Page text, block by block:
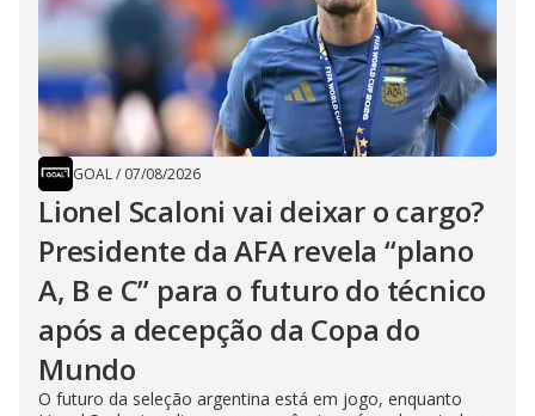
GOAL/ 07/08/2026
Lionel Scaloni vai deixar o cargo?
Presidente da AFA revela “plano
A, B e C” para o futuro do técnico
após a decepção da Copa do
Mundo
O futuro da seleção argentina está em jogo, enquanto